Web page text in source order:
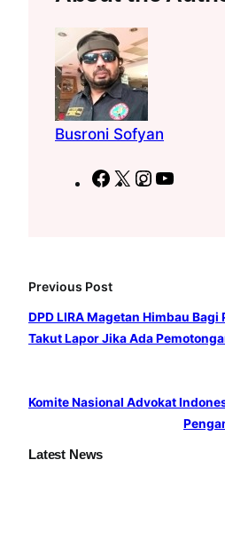
Busroni Sofyan
F
o
o
k
X
I
r
a
e
Previous Post
DPD LIRA Magetan Himbau Bagi
Takut Lapor Jika Ada
Komite Nasional Advokat
Latest News